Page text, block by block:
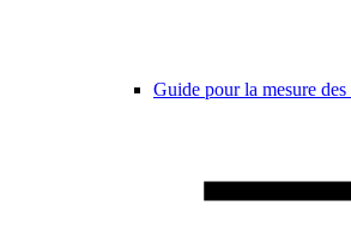
Guide pour la mesure des